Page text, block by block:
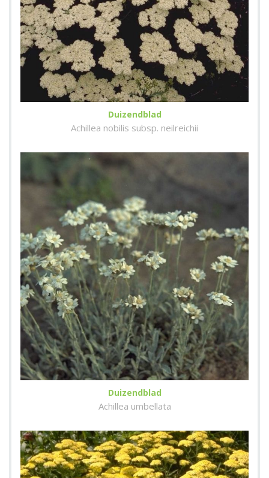
Duizendblad
Achillea nobilis subsp. neilreichii
Duizendblad
Achillea umbellata